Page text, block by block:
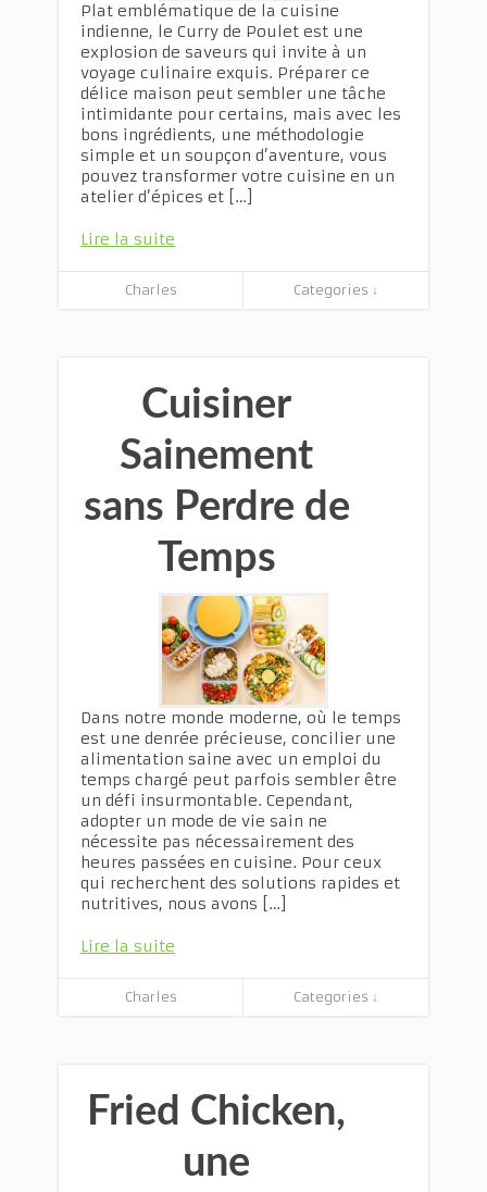
Plat emblématique de la cuisine
indienne, le Curry de Poulet est une
explosion de saveurs qui invite à un
voyage culinaire exquis. Préparer ce
délice maison peut sembler une tâche
intimidante pour certains, mais avec les
bons ingrédients, une méthodologie
simple et un soupçon d’aventure, vous
pouvez transformer votre cuisine en un
atelier d’épices et […]
Lire la suite
Charles Categories ↓
Cuisiner
Sainement
sans Perdre de
Temps
Dans notre monde moderne, où le temps
est une denrée précieuse, concilier une
alimentation saine avec un emploi du
temps chargé peut parfois sembler être
un défi insurmontable. Cependant,
adopter un mode de vie sain ne
nécessite pas nécessairement des
heures passées en cuisine. Pour ceux
qui recherchent des solutions rapides et
nutritives, nous avons […]
Lire la suite
Charles Categories ↓
Fried Chicken,
une